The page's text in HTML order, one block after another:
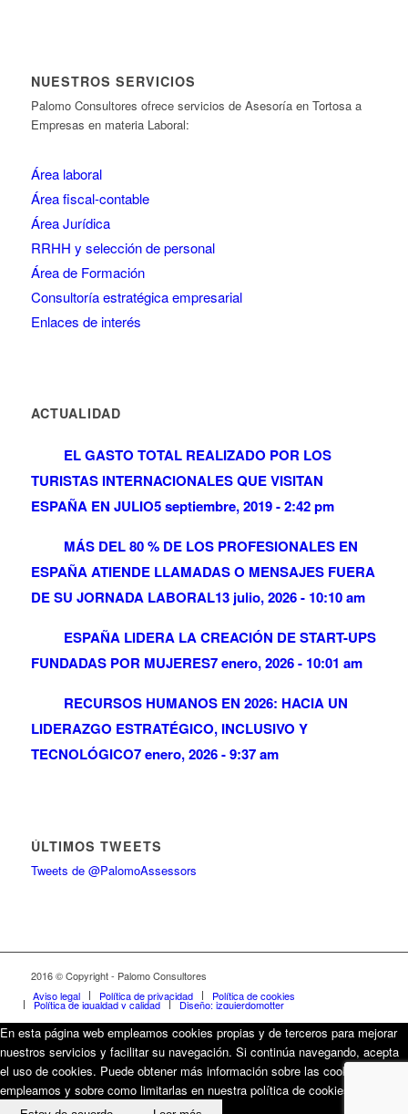
NUESTROS SERVICIOS
Palomo Consultores ofrece servicios de Asesoría en Tortosa a
Empresas en materia Laboral:
Área laboral
Área fiscal-contable
Área Jurídica
RRHH y selección de personal
Área de Formación
Consultoría estratégica empresarial
Enlaces de interés
ACTUALIDAD
EL GASTO TOTAL REALIZADO POR LOS
TURISTAS INTERNACIONALES QUE VISITAN
ESPAÑA EN JULIO5 septiembre, 2019 - 2:42 pm
MÁS DEL 80 % DE LOS PROFESIONALES EN
ESPAÑA ATIENDE LLAMADAS O MENSAJES FUERA
DE SU JORNADA LABORAL13 julio, 2026 - 10:10 am
ESPAÑA LIDERA LA CREACIÓN DE START-UPS
FUNDADAS POR MUJERES7 enero, 2026 - 10:01 am
RECURSOS HUMANOS EN 2026: HACIA UN
LIDERAZGO ESTRATÉGICO, INCLUSIVO Y
TECNOLÓGICO7 enero, 2026 - 9:37 am
ÚLTIMOS TWEETS
Tweets de @PalomoAssessors
2016 © Copyright - Palomo Consultores
Aviso legal
Política de privacidad Política de cookies
Política de igualdad y calidad Diseño: izquierdomotter
En esta página web empleamos cookies propias y de terceros para mejorar
nuestros servicios y facilitar su navegación. Si continúa navegando, acepta
el uso de cookies. Puede obtener más información sobre las cookies que
empleamos y sobre como limitarlas en nuestra política de cookies.